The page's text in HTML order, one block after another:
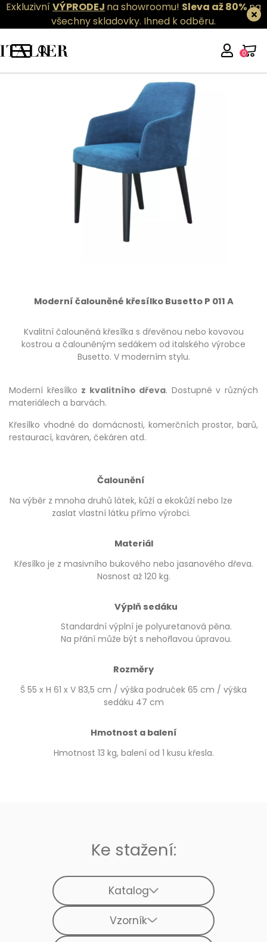
ExkluzivníVÝPRODEJ na showroomu! Sleva až 80%na
všechny skladovky. Ihned k odběru.
0
Moderní čalouněné křesílko Busetto P 011 A
Kvalitní čalouněná křesílka s dřevěnou nebo kovovou
kostrou a čalouněným sedákem od italského výrobce
Busetto. V moderním stylu.
Moderní křesílko z kvalitního dřeva. Dostupné v různých
materiálech a barvách.
Křesílko vhodné do domácnosti, komerčních prostor, barů,
restaurací, kaváren, čekáren atd.
Čalounění
Na výběr z mnoha druhů látek, kůží a ekokůží nebo lze
zaslat vlastní látku přímo výrobci.
Materiál
Křesílko je z masivního bukového nebo jasanového dřeva.
Nosnost až 120 kg.
Výplň sedáku
Standardní výplní je polyuretanová pěna.
Na přání může být s nehořlavou úpravou.
Rozměry
Š 55 x H 61 x V 83,5 cm / výška područek 65 cm / výška
sedáku 47 cm
Hmotnost a balení
Hmotnost 13 kg, balení od 1 kusu křesla.
Ke stažení:
Katalog
Vzorník